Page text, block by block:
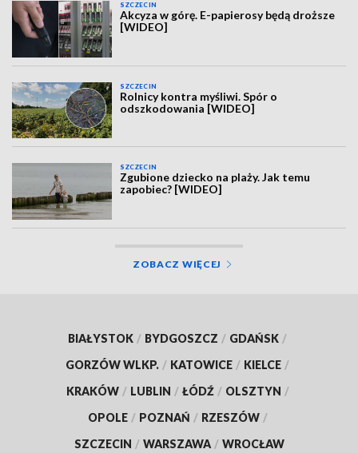
SZCZECIN
Akcyza w górę. E-papierosy będą droższe
[WIDEO]
SZCZECIN
Rolnicy kontra myśliwi. Spór o
odszkodowania [WIDEO]
SZCZECIN
Zgubione dziecko na plaży. Jak temu
zapobiec? [WIDEO]
ZOBACZ WIĘCEJ
BIAŁYSTOK / BYDGOSZCZ / GDAŃSK /
GORZÓW WLKP. / KATOWICE / KIELCE /
KRAKÓW / LUBLIN / ŁÓDŹ / OLSZTYN /
OPOLE / POZNAŃ / RZESZÓW /
SZCZECIN / WARSZAWA / WROCŁAW